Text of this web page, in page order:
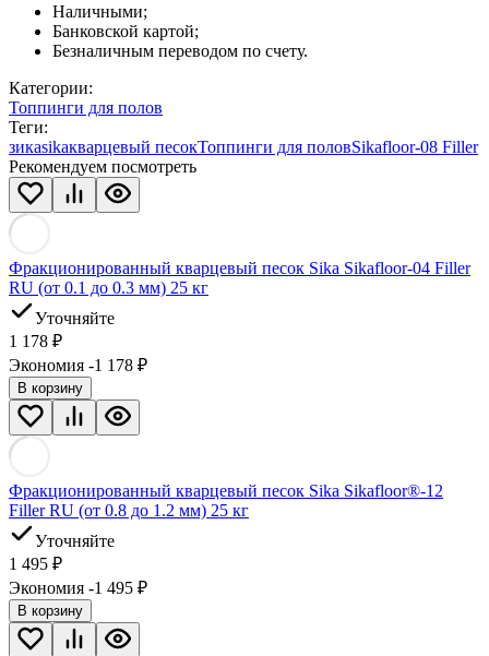
Наличными;
Банковской картой;
Безналичным переводом по счету.
Категории:
Топпинги для полов
Теги:
зикаsikaкварцевый песокТоппинги для половSikafloor-08 Filler
Рекомендуем посмотреть
Фракционированный кварцевый песок Sika Sikafloor-04 Filler
RU (от 0.1 до 0.3 мм) 25 кг
Уточняйте
1 178 ₽
Экономия -1 178 ₽
В корзину
Фракционированный кварцевый песок Sika Sikafloor®-12
Filler RU (от 0.8 до 1.2 мм) 25 кг
Уточняйте
1 495 ₽
Экономия -1 495 ₽
В корзину